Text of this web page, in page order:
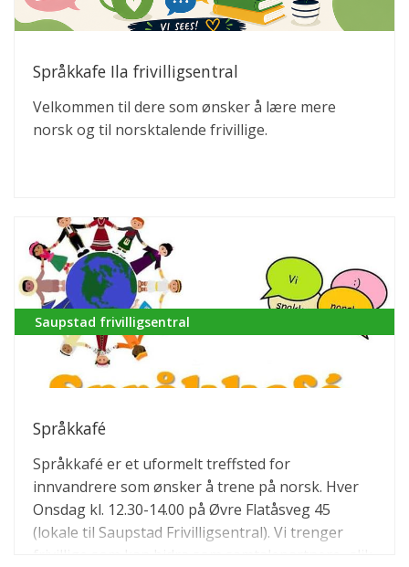
Språkkafe Ila frivilligsentral
Velkommen til dere som ønsker å lære mere
norsk og til norsktalende frivillige.
Saupstad frivilligsentral
Språkkafé
Språkkafé er et uformelt treffsted for
innvandrere som ønsker å trene på norsk. Hver
Onsdag kl. 12.30-14.00 på Øvre Flatåsveg 45
(lokale til Saupstad Frivilligsentral). Vi trenger